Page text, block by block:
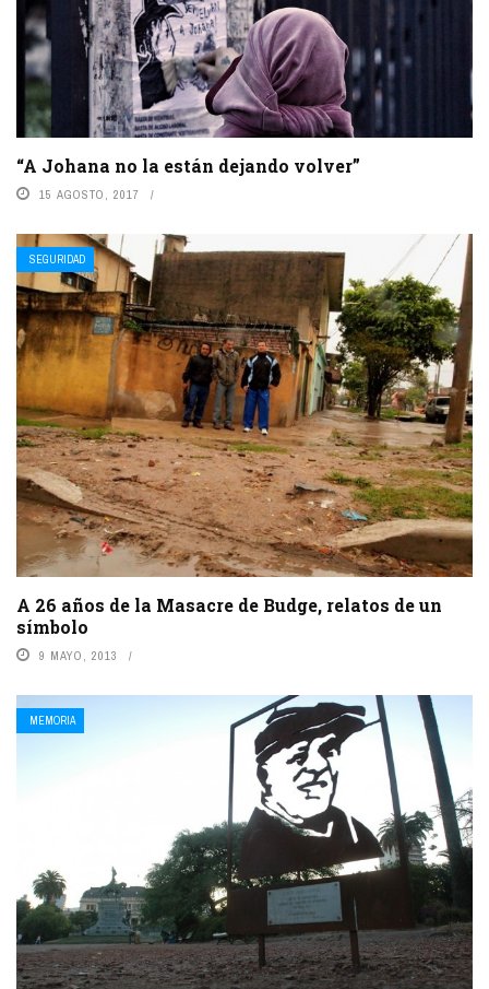
“A Johana no la están dejando volver”
15 AGOSTO, 2017
SEGURIDAD
A 26 años de la Masacre de Budge, relatos de un
símbolo
9 MAYO, 2013
MEMORIA